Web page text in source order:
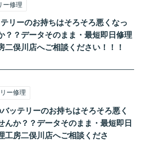
ー修理
リーのお持ちはそろそろ悪くなっ
？？データそのまま・最短即日修理
二俣川店へご相談ください！！！
ー修理
ッテリーのお持ちはそろそろ悪く
んか？？データそのまま・最短即日
工房二俣川店へご相談くださ